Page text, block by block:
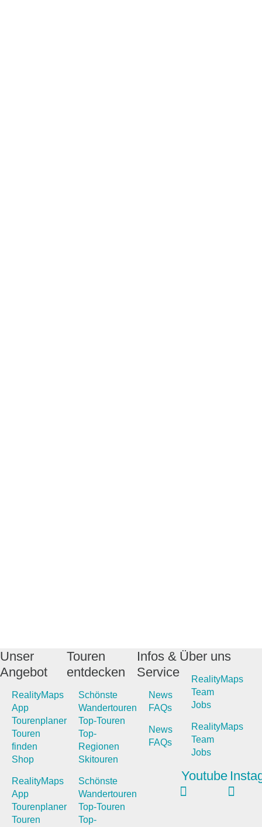
Unser
Angebot
RealityMaps
App
Tourenplaner
Touren
finden
Shop
RealityMaps
App
Tourenplaner
Touren
Touren
entdecken
Schönste
Wandertouren
Top-Touren
Top-
Regionen
Skitouren
Schönste
Wandertouren
Top-Touren
Top-
Infos &
Service
News
FAQs
News
FAQs
Über uns
RealityMaps
Team
Jobs
RealityMaps
Team
Jobs
Youtube